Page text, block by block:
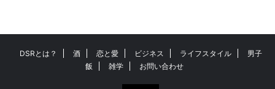
DSRとは？ 酒 恋と愛 ビジネス ライフスタイル
男子
飯
雑学 お問い合わせ